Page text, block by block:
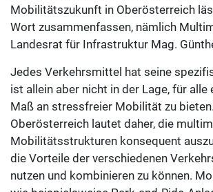
Mobilitätszukunft in Oberösterreich
Wort zusammenfassen, nämlich
Landesrat für Infrastruktur Mag.
Jedes Verkehrsmittel hat seine
ist allein aber nicht in der Lage, für alle
Maß an stressfreier Mobilität zu
Oberösterreich lautet daher, die
Mobilitätsstrukturen konsequent
die Vorteile der verschiedenen
nutzen und kombinieren zu können.